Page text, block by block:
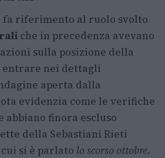
fa riferimento al ruolo svolto
che in precedenza avevano
sulla posizione della
entrare nei dettagli
aperta dalla
evidenzia come le verifiche
abbiano finora escluso
della Sebastiani Rieti
si è parlato lo scorso ottobre.